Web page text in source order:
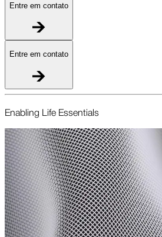
Entre em contato
Entre em contato
Enabling Life Essentials